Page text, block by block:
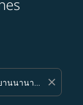
close